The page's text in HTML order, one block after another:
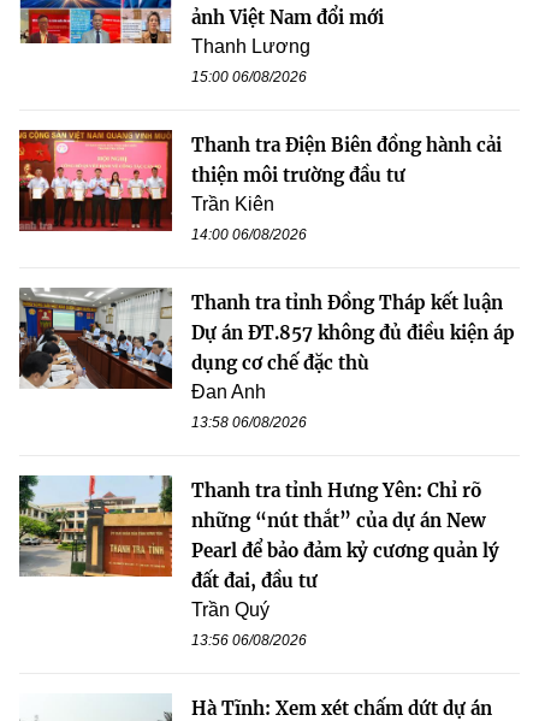
ảnh Việt Nam đổi mới
Thanh Lương
15:00 06/08/2026
Thanh tra Điện Biên đồng hành cải
thiện môi trường đầu tư
Trần Kiên
14:00 06/08/2026
Thanh tra tỉnh Đồng Tháp kết luận
Dự án ĐT.857 không đủ điều kiện áp
dụng cơ chế đặc thù
Đan Anh
13:58 06/08/2026
Thanh tra tỉnh Hưng Yên: Chỉ rõ
những “nút thắt” của dự án New
Pearl để bảo đảm kỷ cương quản lý
đất đai, đầu tư
Trần Quý
13:56 06/08/2026
Hà Tĩnh: Xem xét chấm dứt dự án